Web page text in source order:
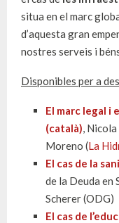
situa en el marc
d’aquesta gran
nostres serveis i
Disponibles per a
El marc legal i
(català),
Moreno (La
El cas de la
de la Deuda en
Scherer (ODG)
El cas de